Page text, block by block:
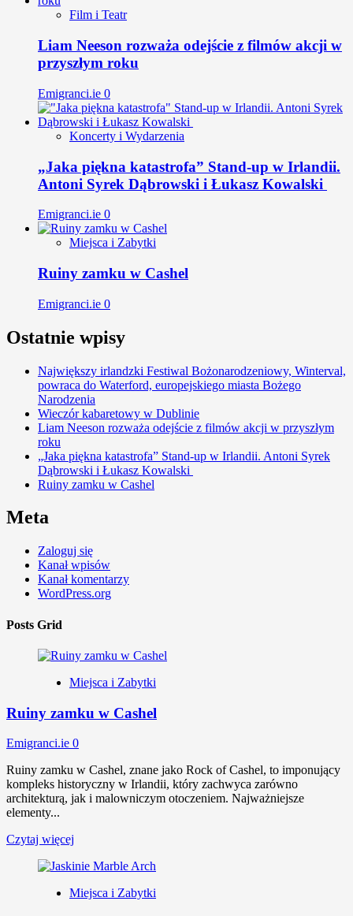
Film i Teatr
Liam Neeson rozważa odejście z filmów akcji w
przyszłym roku
Emigranci.ie 0
Koncerty i Wydarzenia
„Jaka piękna katastrofa” Stand-up w Irlandii.
Antoni Syrek Dąbrowski i Łukasz Kowalski
Emigranci.ie 0
Miejsca i Zabytki
Ruiny zamku w Cashel
Emigranci.ie 0
Ostatnie wpisy
Największy irlandzki Festiwal Bożonarodzeniowy, Winterval,
powraca do Waterford, europejskiego miasta Bożego
Narodzenia
Wieczór kabaretowy w Dublinie
Liam Neeson rozważa odejście z filmów akcji w przyszłym
roku
„Jaka piękna katastrofa” Stand-up w Irlandii. Antoni Syrek
Dąbrowski i Łukasz Kowalski
Ruiny zamku w Cashel
Meta
Zaloguj się
Kanał wpisów
Kanał komentarzy
WordPress.org
Posts Grid
Miejsca i Zabytki
Ruiny zamku w Cashel
Emigranci.ie 0
Ruiny zamku w Cashel, znane jako Rock of Cashel, to imponujący
kompleks historyczny w Irlandii, który zachwyca zarówno
architekturą, jak i malowniczym otoczeniem. Najważniejsze
elementy...
Czytaj więcej
Miejsca i Zabytki